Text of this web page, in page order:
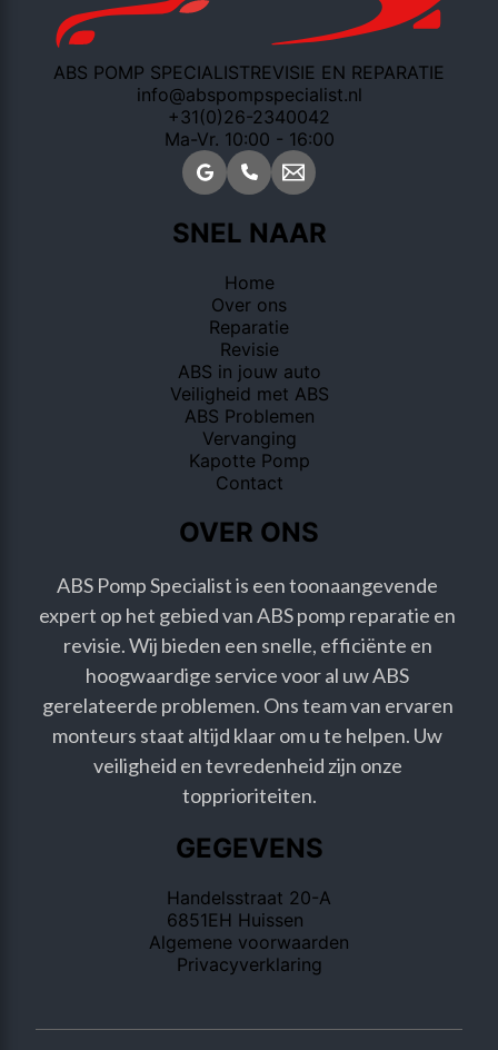
ABS POMP SPECIALISTREVISIE EN REPARATIE
info@abspompspecialist.nl
+31(0)26-2340042
Ma-Vr. 10:00 - 16:00
SNEL NAAR
Home
Over ons
Reparatie
Revisie
ABS in jouw auto
Veiligheid met ABS
ABS Problemen
Vervanging
Kapotte Pomp
Contact
OVER ONS
ABS Pomp Specialist is een toonaangevende
expert op het gebied van ABS pomp reparatie en
revisie. Wij bieden een snelle, efficiënte en
hoogwaardige service voor al uw ABS
gerelateerde problemen. Ons team van ervaren
monteurs staat altijd klaar om u te helpen. Uw
veiligheid en tevredenheid zijn onze
topprioriteiten.
GEGEVENS
Handelsstraat 20-A
6851EH Huissen
Algemene voorwaarden
Privacyverklaring